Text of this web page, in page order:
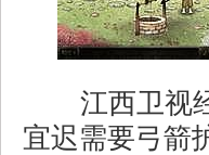
江西卫视
宜迟需要弓箭